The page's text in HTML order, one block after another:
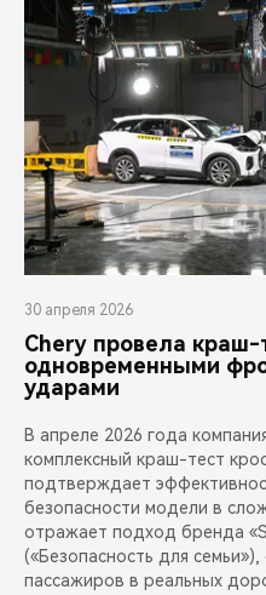
30 апреля 2026
Chery провела краш-
одновременными
ударами
В апреле 2026 года
комплексный краш-тест
подтверждает
безопасности модели в
отражает подход бренда
(«Безопасность для
пассажиров в реальных